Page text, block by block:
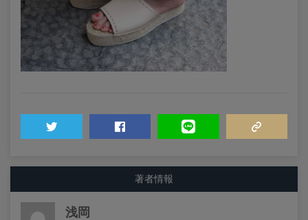
著者情報
浅岡